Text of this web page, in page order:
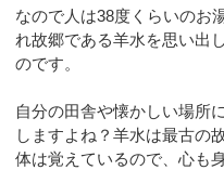
なので人は38度くらいのお
れ故郷である羊水を思い出
のです。
自分の田舎や懐かしい場所
しますよね？羊水は最古の
体は覚えているので、心も